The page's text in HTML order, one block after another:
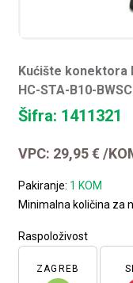
Kućište konektora
HC-STA-B10-
Šifra: 1411321
VPC: 29,95€ /
Pakiranje: 1 KOM
Minimalna količina za
Raspoloživost
ZAGREB